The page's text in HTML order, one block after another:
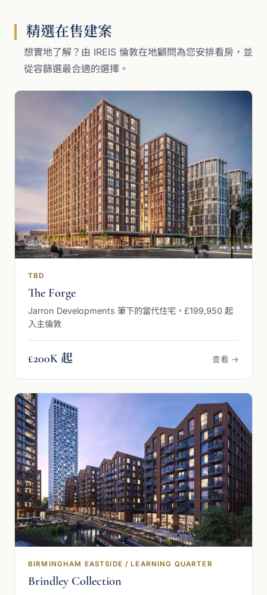
精選在售建案
想實地了解？由 IREIS 倫敦在地顧問為您安排看房，並
從容篩選最合適的選擇。
TBD
The Forge
Jarron Developments 筆下的當代住宅，£199,950 起
入主倫敦
£200K 起 查看 →
BIRMINGHAM EASTSIDE / LEARNING QUARTER
Brindley Collection